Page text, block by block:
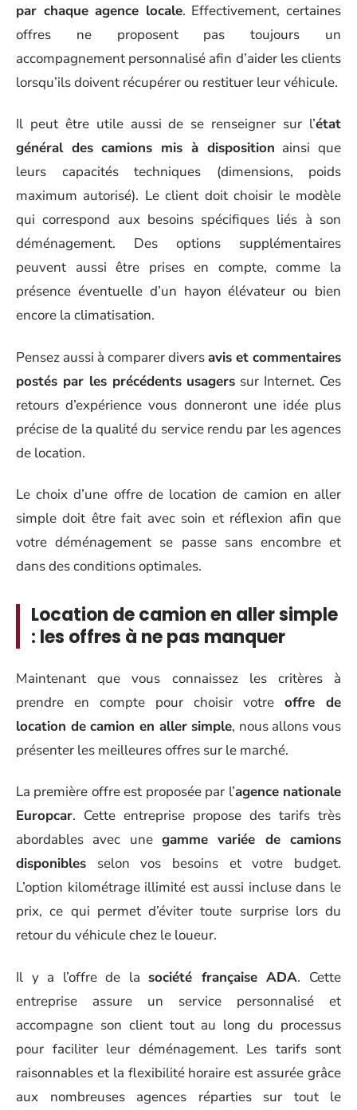
par chaque agence locale. Effectivement, certaines
offres ne proposent pas toujours un
accompagnement personnalisé afin d’aider les clients
lorsqu’ils doivent récupérer ou restituer leur véhicule.
Il peut être utile aussi de se renseigner sur l’état
général des camions mis à disposition ainsi que
leurs capacités techniques (dimensions, poids
maximum autorisé). Le client doit choisir le modèle
qui correspond aux besoins spécifiques liés à son
déménagement. Des options supplémentaires
peuvent aussi être prises en compte, comme la
présence éventuelle d’un hayon élévateur ou bien
encore la climatisation.
Pensez aussi à comparer diversavis et commentaires
postés par les précédents usagers sur Internet. Ces
retours d’expérience vous donneront une idée plus
précise de la qualité du service rendu par les agences
de location.
Le choix d’une offre de location de camion en aller
simple doit être fait avec soin et réflexion afin que
votre déménagement se passe sans encombre et
dans des conditions optimales.
Location de camion en aller simple
: les offres à ne pas manquer
Maintenant que vous connaissez les critères à
prendre en compte pour choisir votre offre de
location de camion en aller simple, nous allons vous
présenter les meilleures offres sur le marché.
La première offre est proposée par l’agence nationale
Europcar. Cette entreprise propose des tarifs très
abordables avec une gamme variée de camions
disponibles selon vos besoins et votre budget.
L’option kilométrage illimité est aussi incluse dans le
prix, ce qui permet d’éviter toute surprise lors du
retour du véhicule chez le loueur.
Il y a l’offre de la société française ADA. Cette
entreprise assure un service personnalisé et
accompagne son client tout au long du processus
pour faciliter leur déménagement. Les tarifs sont
raisonnables et la flexibilité horaire est assurée grâce
aux nombreuses agences réparties sur tout le